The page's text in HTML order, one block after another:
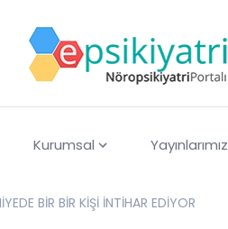
Kurumsal Yayınlarımız
BİR BİR KİŞİ İNTİHAR EDİYOR